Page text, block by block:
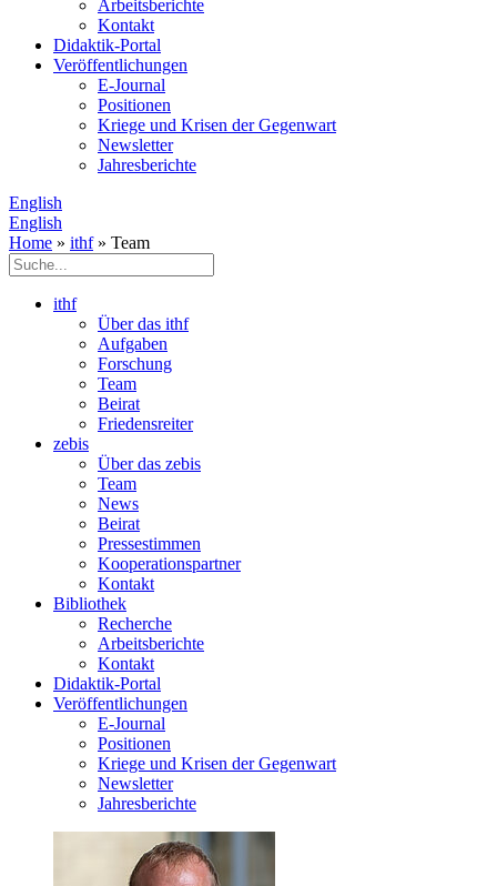
Arbeitsberichte
Kontakt
Didaktik-Portal
Veröffentlichungen
E­-Journal
Positionen
Kriege und Krisen der Gegenwart
Newsletter
Jahresberichte
English
English
Home » ithf» Team
ithf
Über das ithf
Aufgaben
Forschung
Team
Beirat
Friedensreiter
zebis
Über das zebis
Team
News
Beirat
Pressestimmen
Kooperationspartner
Kontakt
Bibliothek
Recherche
Arbeitsberichte
Kontakt
Didaktik-Portal
Veröffentlichungen
E­-Journal
Positionen
Kriege und Krisen der Gegenwart
Newsletter
Jahresberichte